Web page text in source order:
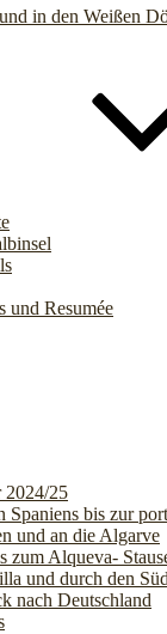
in den Weißen
und Resumée
2024/25
Spaniens bis zur
und an die Algarve
zum Alqueva-
und durch den
nach Deutschland